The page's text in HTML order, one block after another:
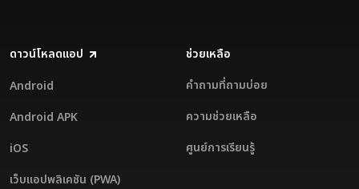
ดาวน์โหลดแอป
Android
Android APK
iOS
เว็บแอปพลิเคชัน (PWA)
ช่วยเหลือ
คำถามที่ถามบ่อย
ความช่วยเหลือ
ศูนย์การเรียนรู้